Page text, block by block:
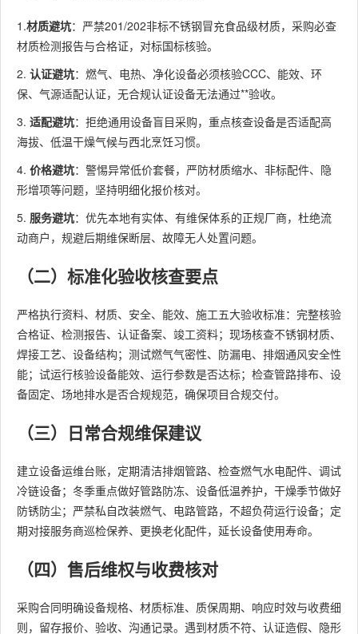
1.材质避坑：严禁201/202非标不锈钢冒充食品级材质，采购必查
材质检测报告与合格证，对标国标核验。
2. 认证避坑：燃气、电热、净化设备必须核验CCC、能效、环
保、气源适配认证，无合规认证设备无法通过**验收。
3. 适配避坑：拒绝通用设备盲目采购，重点核查设备是否适配高
海拔、低温干燥气候与西北烹饪习惯。
4. 价格避坑：警惕异常低价套餐，严防材质缩水、非标配件、隐
形增项等问题，坚持明细化报价核对。
5. 服务避坑：优先本地有实体、有维保体系的正规厂商，杜绝流
动商户，规避后期维保断层、故障无人处置问题。
（二）标准化验收核查要点
严格执行资料、材质、安全、能效、施工五大验收标准：完整核验
合格证、检测报告、认证备案、竣工资料；现场核查不锈钢材质、
焊接工艺、设备结构；测试燃气气密性、防漏电、排烟通风安全性
能；试运行核验设备能效、运行参数是否达标；检查管路排布、设
备固定、场地排水是否合规规范，确保项目合规交付。
（三）日常合规维保建议
建立设备运维台账，定期清洁排烟管路、检查燃气水电配件、调试
冷链设备；冬季重点做好管路防冻、设备低温养护，干燥季节做好
防锈防尘；严禁私自改装燃气、电路管路，不超负荷运行设备；定
期对接服务商巡检保养、更换老化配件，延长设备使用寿命。
（四）售后维权与收费核对
采购合同明确设备规格、材质标准、质保周期、响应时效与收费细
则，留存报价、验收、沟通记录。遇到材质不符、认证造假、隐形